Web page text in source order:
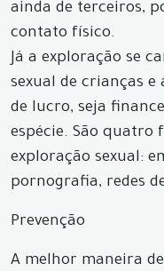
ainda de terceiros,
contato físico.
Já a exploração se
sexual de crianças e
de lucro, seja
espécie. São quatro
exploração sexual:
pornografia, redes
Prevenção
A melhor maneira